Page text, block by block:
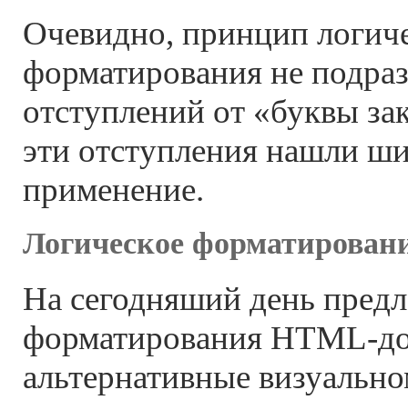
Очевидно, принцип
форматирования не
отступлений от «буквы
эти отступления нашли
применение.
Логическое
На сегодняший день
форматирования HTML-
альтернативные